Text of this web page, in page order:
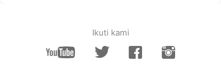
오늘 아들(고2)에게 요즘 엄마 살이 많이 쪄
서 빼야겠다고 했어요. 아들이 괜찮다고 하
길래, 네 여자친구가 살쪄도 그렇게 말할 거
Ikuti kami